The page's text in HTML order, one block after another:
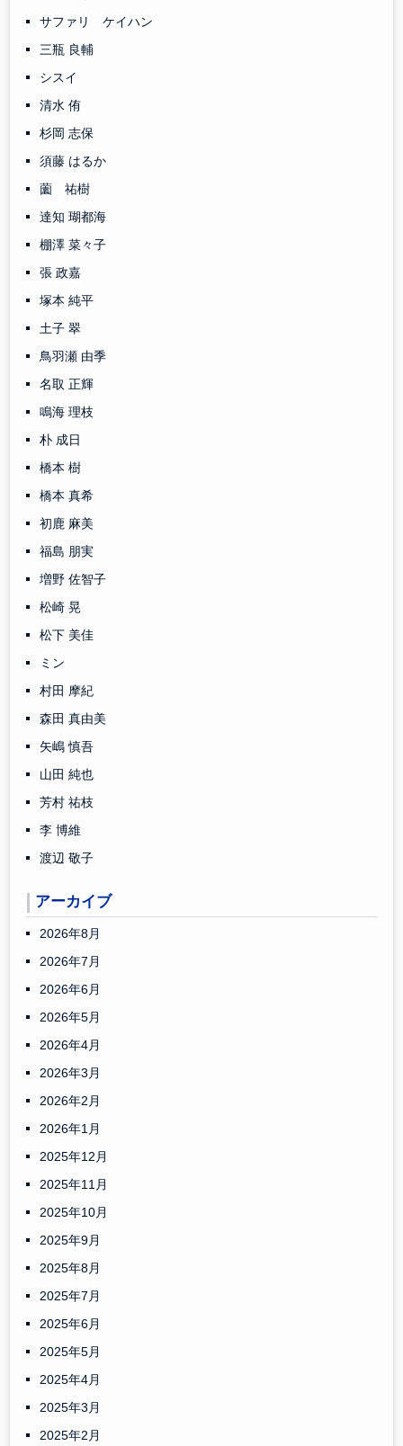
サファリ ケイハン
三瓶 良輔
シスイ
清水 侑
杉岡 志保
須藤 はるか
薗 祐樹
達知 瑚都海
棚澤 菜々子
張 政嘉
塚本 純平
土子 翠
鳥羽瀬 由季
名取 正輝
鳴海 理枝
朴 成日
橋本 樹
橋本 真希
初鹿 麻美
福島 朋実
増野 佐智子
松崎 晃
松下 美佳
ミン
村田 摩紀
森田 真由美
矢嶋 慎吾
山田 純也
芳村 祐枝
李 博維
渡辺 敬子
アーカイブ
2026年8月
2026年7月
2026年6月
2026年5月
2026年4月
2026年3月
2026年2月
2026年1月
2025年12月
2025年11月
2025年10月
2025年9月
2025年8月
2025年7月
2025年6月
2025年5月
2025年4月
2025年3月
2025年2月